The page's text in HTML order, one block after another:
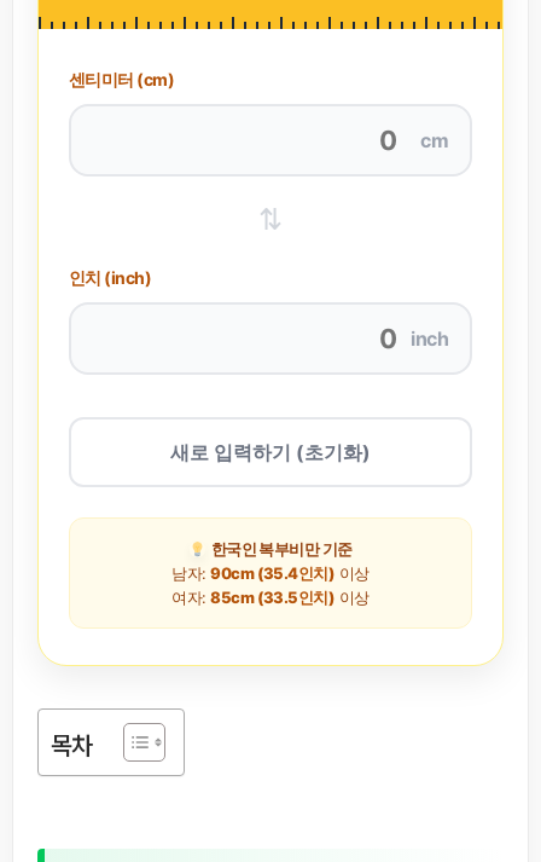
센티미터 (cm)
cm
⇅
인치 (inch)
inch
새로 입력하기 (초기화)
한국인 복부비만 기준
남자:90cm (35.4인치) 이상
여자:85cm (33.5인치) 이상
목차